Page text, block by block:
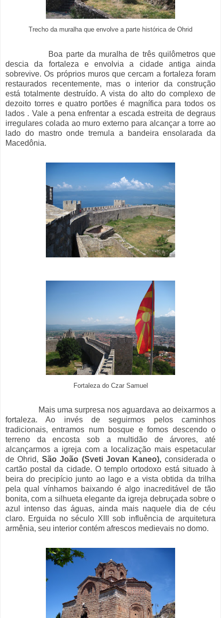
Trecho da muralha que envolve a parte histórica de Ohrid
Boa parte da muralha de três quilômetros que
descia da fortaleza e envolvia a cidade antiga ainda
sobrevive. Os próprios muros que cercam a fortaleza foram
restaurados recentemente, mas o interior da construção
está totalmente destruído. A vista do alto do complexo de
dezoito torres e quatro portões é magnífica para todos os
lados . Vale a pena enfrentar a escada estreita de degraus
irregulares colada ao muro externo para alcançar a torre ao
lado do mastro onde tremula a bandeira ensolarada da
Macedônia.
Fortaleza do Czar Samuel
Mais uma surpresa nos aguardava ao deixarmos a
fortaleza. Ao invés de seguirmos pelos caminhos
tradicionais, entramos num bosque e fomos descendo o
terreno da encosta sob a multidão de árvores, até
alcançarmos a igreja com a localização mais espetacular
de Ohrid, São João (Sveti Jovan Kaneo), considerada o
cartão postal da cidade. O templo ortodoxo está situado à
beira do precipício junto ao lago e a vista obtida da trilha
pela qual vínhamos baixando é algo inacreditável de tão
bonita, com a silhueta elegante da igreja debruçada sobre o
azul intenso das águas, ainda mais naquele dia de céu
claro. Erguida no século XIII sob influência de arquitetura
armênia, seu interior contém afrescos medievais no domo.